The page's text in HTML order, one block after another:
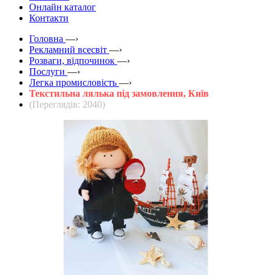
Онлайн каталог
Контакти
Головна —›
Рекламний всесвіт —›
Розваги, відпочинок —›
Послуги —›
Легка промисловість —›
Текстильна лялька під замовлення, Київ
(Переглядів: 2040)